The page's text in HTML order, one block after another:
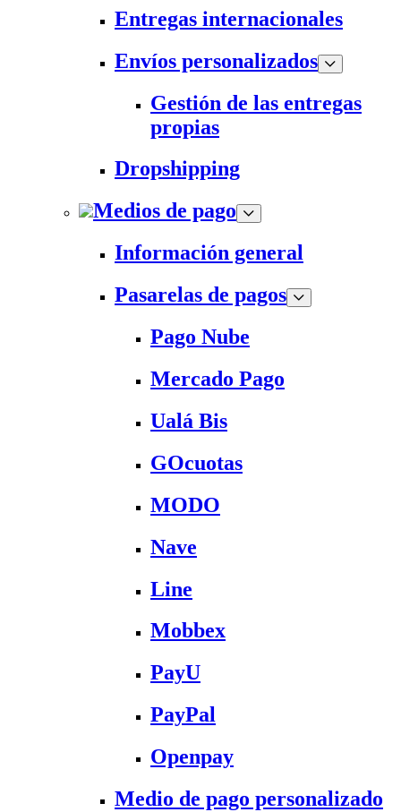
Entregas internacionales
Envíos personalizados
Gestión de las entregas
propias
Dropshipping
Medios de pago
Información general
Pasarelas de pagos
Pago Nube
Mercado Pago
Ualá Bis
GOcuotas
MODO
Nave
Line
Mobbex
PayU
PayPal
Openpay
Medio de pago personalizado